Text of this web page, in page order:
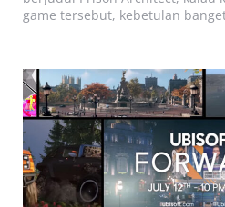
game tersebut, kebetulan